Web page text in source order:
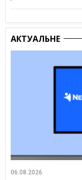
АКТУАЛЬНЕ
06.08.2026